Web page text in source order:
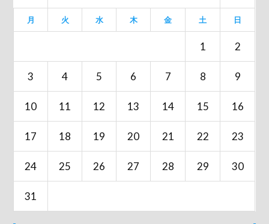
月 火 水 木 金 土 日
1 2
3 4 5 6 7 8 9
10 11 12 13 14 15 16
17 18 19 20 21 22 23
24 25 26 27 28 29 30
31